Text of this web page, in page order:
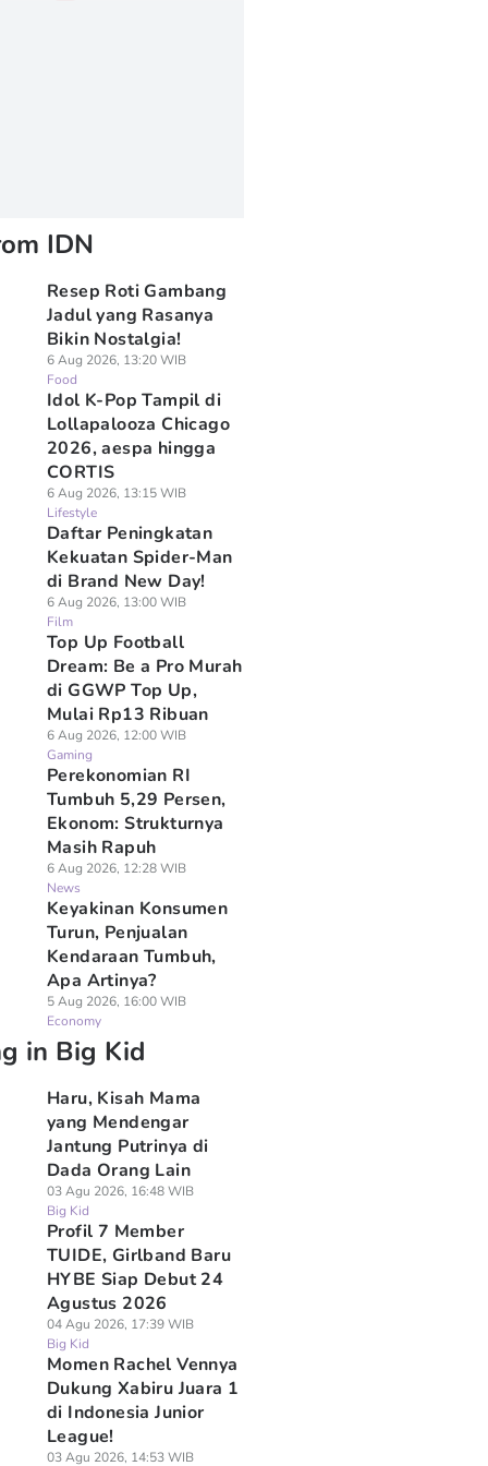
IDN
Resep Roti Gambang
Jadul yang Rasanya
Bikin Nostalgia!
6 Aug 2026, 13:20 WIB
Food
Idol K-Pop Tampil di
Lollapalooza Chicago
2026, aespa hingga
CORTIS
6 Aug 2026, 13:15 WIB
Lifestyle
Daftar Peningkatan
Kekuatan Spider-Man
di Brand New Day!
6 Aug 2026, 13:00 WIB
Film
Top Up Football
Dream: Be a Pro Murah
di GGWP Top Up,
Mulai Rp13 Ribuan
6 Aug 2026, 12:00 WIB
Gaming
Perekonomian RI
Tumbuh 5,29 Persen,
Ekonom: Strukturnya
Masih Rapuh
6 Aug 2026, 12:28 WIB
News
Keyakinan Konsumen
Turun, Penjualan
Kendaraan Tumbuh,
Apa Artinya?
5 Aug 2026, 16:00 WIB
Economy
in Big Kid
Haru, Kisah Mama
yang Mendengar
Jantung Putrinya di
Dada Orang Lain
03 Agu 2026, 16:48 WIB
Big Kid
Profil 7 Member
TUIDE, Girlband Baru
HYBE Siap Debut 24
Agustus 2026
04 Agu 2026, 17:39 WIB
Big Kid
Momen Rachel Vennya
Dukung Xabiru Juara 1
di Indonesia Junior
League!
03 Agu 2026, 14:53 WIB